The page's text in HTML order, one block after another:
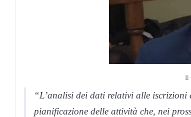
Il
“L’analisi dei dati relativi alle iscrizioni
pianificazione delle attività che, nei